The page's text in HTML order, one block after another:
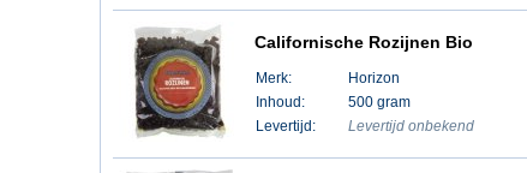
Californische Rozijnen Bio
Merk:
Horizon
Inhoud:
500 gram
Levertijd:
Levertijd onbekend